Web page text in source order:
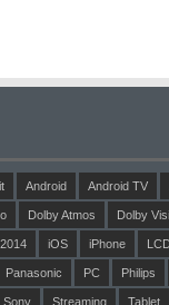
Android Android TV
Dolby Atmos Dolby
iOS iPhone
Panasonic PC Philips
Sony Streaming Tablet